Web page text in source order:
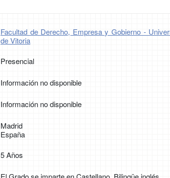
Facultad de Derecho, Empresa y Gobierno -
de Vitoria
Presencial
Información no disponible
Información no disponible
Madrid
España
5 Años